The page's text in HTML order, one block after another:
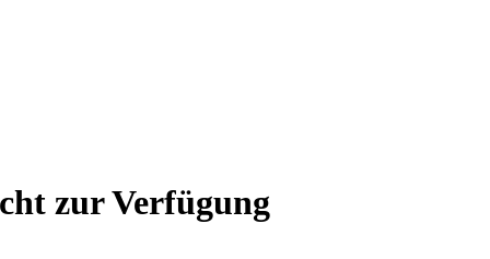
zur Verfügung